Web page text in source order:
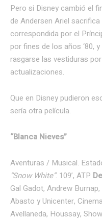
Pero si Disney cambió el
de Andersen Ariel
correspondida por el
por fines de los años ‘80,
rasgarse las vestiduras
actualizaciones.
Que en Disney pudieron
sería otra película.
“Blanca Nieves”
Aventuras / Musical.
“Snow White”. 109’, ATP.
Gal Gadot, Andrew
Abasto y Unicenter,
Avellaneda, Houssay,